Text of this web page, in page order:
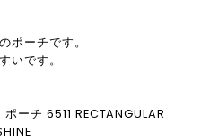
ポーチです。
いです。
ーチ 6511 RECTANGULAR